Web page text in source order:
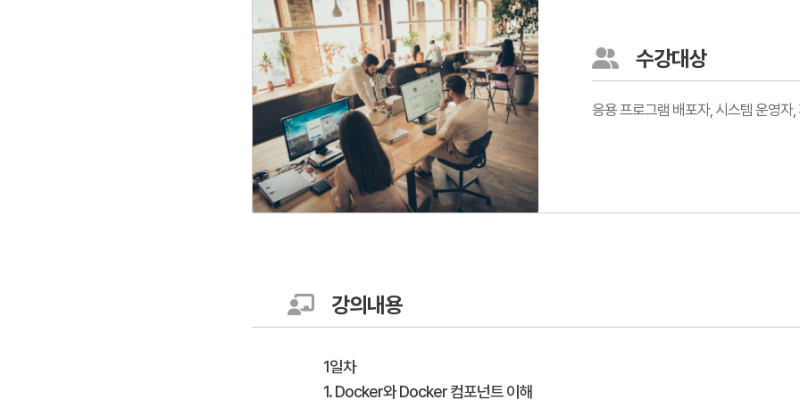
수강대상
응용 프로그램 배포자, 시스템 운영자,
강의내용
1일차
1. Docker와 Docker 컴포넌트 이해